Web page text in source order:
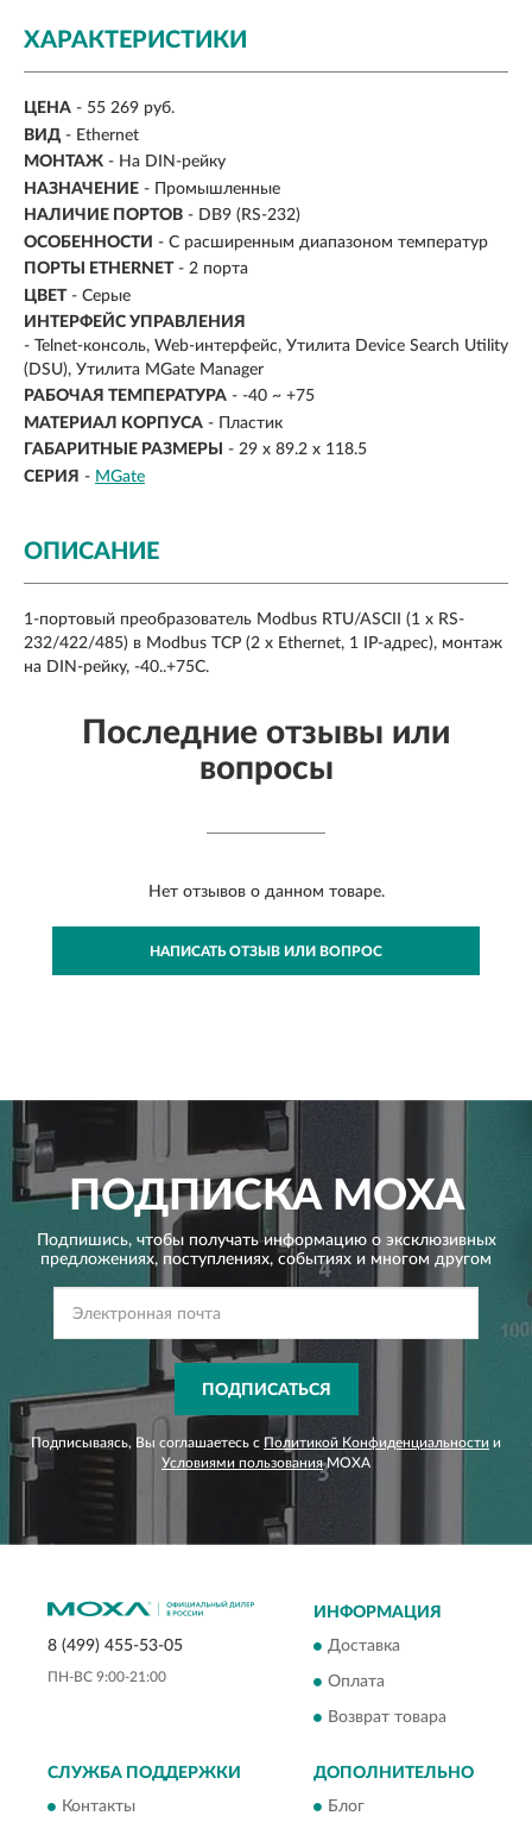
ХАРАКТЕРИСТИКИ
ЦЕНА - 55 269 руб.
ВИД - Ethernet
МОНТАЖ - На DIN-рейку
НАЗНАЧЕНИЕ - Промышленные
НАЛИЧИЕ ПОРТОВ - DB9 (RS-232)
ОСОБЕННОСТИ - С расширенным диапазоном температур
ПОРТЫ ETHERNET - 2 порта
ЦВЕТ - Серые
ИНТЕРФЕЙС УПРАВЛЕНИЯ
- Telnet-консоль, Web-интерфейс, Утилита Device Search Utility
(DSU), Утилита MGate Manager
РАБОЧАЯ ТЕМПЕРАТУРА - -40 ~ +75
МАТЕРИАЛ КОРПУСА - Пластик
ГАБАРИТНЫЕ РАЗМЕРЫ
- 29 x 89.2 x 118.5
СЕРИЯ - MGate
ОПИСАНИЕ
1-портовый преобразователь Modbus RTU/ASCII (1 x RS-
232/422/485) в Modbus TCP (2 x Ethernet, 1 IP-адрес), монтаж
на DIN-рейку, -40..+75C.
Последние отзывы или
вопросы
Нет отзывов о данном товаре.
НАПИСАТЬ ОТЗЫВ ИЛИ ВОПРОС
ПОДПИСКАMOXA
Подпишись, чтобы получать информацию о эксклюзивных
предложениях, поступлениях, событиях и многом другом
ПОДПИСАТЬСЯ
Подписываясь, Вы соглашаетесь с Политикой Конфиденциальности и
Условиями пользованияMOXA
8 (499) 455-53-05
ПН-ВС 9:00-21:00
ИНФОРМАЦИЯ
Доставка
Оплата
Возврат товара
СЛУЖБА ПОДДЕРЖКИ
Контакты
ДОПОЛНИТЕЛЬНО
Блог